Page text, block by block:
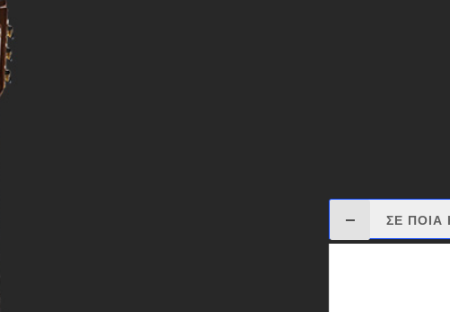
ΣΕ ΠΟΙΑ